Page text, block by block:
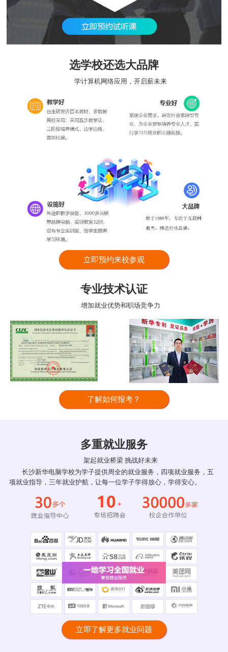
选学校还选大品牌
学计算机网络应用，开启薪未来
立即预约来校参观
专业技术认证
增加就业优势和职场竞争力
了解如何报考？
多重就业服务
架起就业桥梁 挑战好未来
长沙新华电脑学校为学子提供周全的就业服务，四项就业服务，五
项就业指导，三年就业护航，让每一位学子学得放心，学得安心。
立即了解更多就业问题